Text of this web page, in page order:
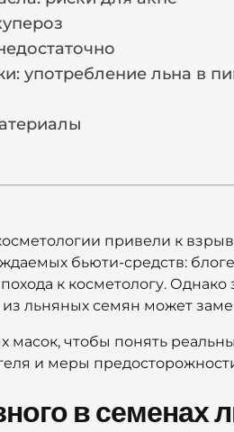
употребление льна в
привели к
бьюти-средств:
к косметологу.
из льняных семян может
масок, чтобы понять
и меры
в семенах